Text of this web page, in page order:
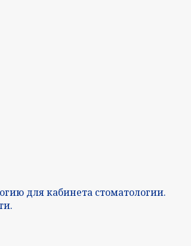
для кабинета стоматологии.